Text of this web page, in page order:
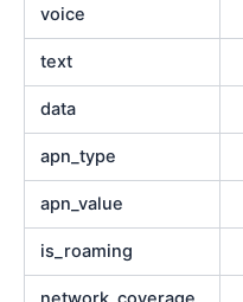
voice
text
data
apn_type
apn_value
is_roaming